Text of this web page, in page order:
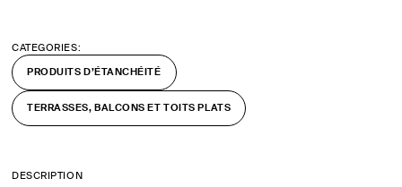
CATEGORIES:
PRODUITS D’ÉTANCHÉITÉ
TERRASSES, BALCONS ET TOITS PLATS
DESCRIPTION